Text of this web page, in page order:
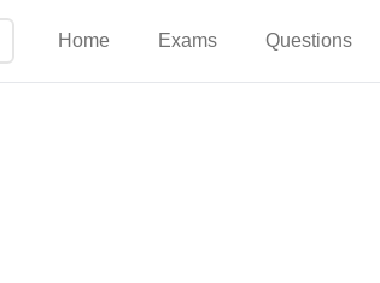
Home Exams Questions